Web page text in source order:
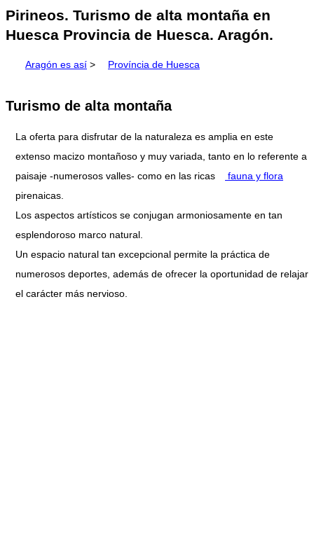
Pirineos. Turismo de alta montaña en
Huesca Provincia de Huesca. Aragón.
Aragón es así > Província de Huesca
Turismo de alta montaña
La oferta para disfrutar de la naturaleza es amplia en este
extenso macizo montañoso y muy variada, tanto en lo referente a
paisaje -numerosos valles- como en las ricas
fauna y flora
pirenaicas.
Los aspectos artísticos se conjugan armoniosamente en tan
esplendoroso marco natural.
Un espacio natural tan excepcional permite la práctica de
numerosos deportes, además de ofrecer la oportunidad de relajar
el carácter más nervioso.